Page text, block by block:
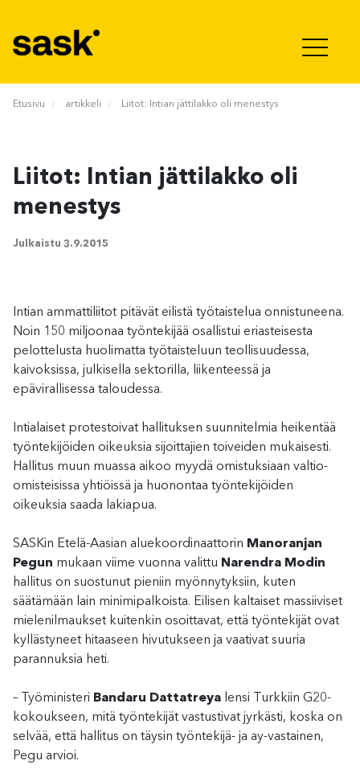
Etusivu artikkeli Liitot: Intian jättilakko oli menestys
Liitot: Intian jättilakko oli
menestys
Julkaistu 3.9.2015
Intian ammattiliitot pitävät eilistä työtaistelua onnistuneena.
Noin 150 miljoonaa työntekijää osallistui eriasteisesta
pelottelusta huolimatta työtaisteluun teollisuudessa,
kaivoksissa, julkisella sektorilla, liikenteessä ja
epävirallisessa taloudessa.
Intialaiset protestoivat hallituksen suunnitelmia heikentää
työntekijöiden oikeuksia sijoittajien toiveiden mukaisesti.
Hallitus muun muassa aikoo myydä omistuksiaan valtio-
omisteisissa yhtiöissä ja huonontaa työntekijöiden
oikeuksia saada lakiapua.
SASKin Etelä-Aasian aluekoordinaattorin Manoranjan
Pegun mukaan viime vuonna valittu Narendra Modin
hallitus on suostunut pieniin myönnytyksiin, kuten
säätämään lain minimipalkoista. Eilisen kaltaiset massiiviset
mielenilmaukset kuitenkin osoittavat, että työntekijät ovat
kyllästyneet hitaaseen hivutukseen ja vaativat suuria
parannuksia heti.
– Työministeri Bandaru Dattatreya lensi Turkkiin G20-
kokoukseen, mitä työntekijät vastustivat jyrkästi, koska on
selvää, että hallitus on täysin työntekijä- ja ay-vastainen,
Pegu arvioi.